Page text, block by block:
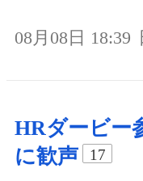
08月08日 18:39
HRダービー
に歓声
17